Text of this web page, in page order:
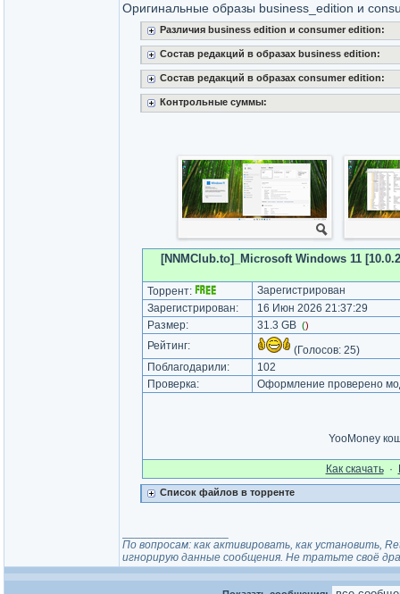
Оригинальные образы business_edition и
Различия business edition и consumer edition:
Состав редакций в образах business edition:
Состав редакций в образах consumer edition:
Контрольные суммы:
[NNMClub.to]_Microsoft Windows 11
Торрент:
Зарегистрирован
Зарегистрирован:
16 Июн 2026 21:37:29
Размер:
31.3 GB ()
Рейтинг: (Голосов: 25)
Поблагодарили:
102
Проверка:
Оформление проверено
YooMoney
Как cкачать·
Список файлов в торренте
По вопросам: как активировать, как установить,
игнорирую данные сообщения. Не тратьте своё